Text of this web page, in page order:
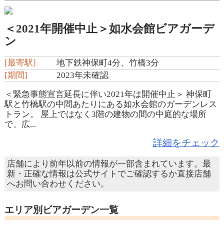
＜2021年開催中止＞如水会館ビアガーデ
ン
[最寄駅]
地下鉄神保町4分、竹橋3分
[期間]
2023年未確認
＜緊急事態宣言延長に伴い2021年は開催中止＞ 神保町
駅と竹橋駅の中間あたりにある如水会館のガーデンレス
トラン。 屋上ではなく3階の建物の間の中庭的な場所
で、広...
詳細をチェック
店舗により前年以前の情報が一部含まれています。最
新・正確な情報は公式サイトでご確認するか直接店舗
へお問い合わせください。
エリア別ビアガーデン一覧